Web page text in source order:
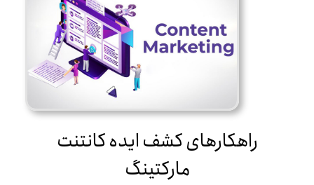
راهکارهای کشف ایده کانتنت
مارکتینگ